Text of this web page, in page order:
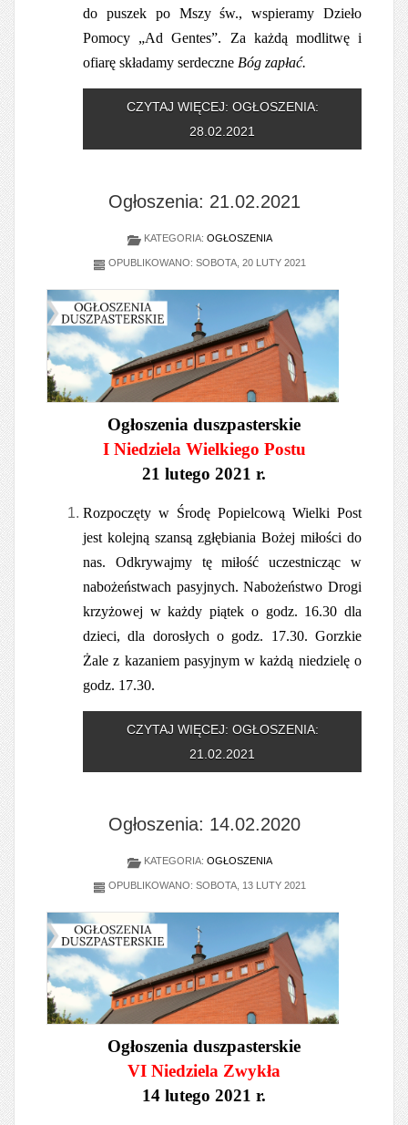
do puszek po Mszy św., wspieramy Dzieło
Pomocy „Ad Gentes”. Za każdą modlitwę i
ofiarę składamy serdeczne Bóg zapłać.
CZYTAJ WIĘCEJ: OGŁOSZENIA:
28.02.2021
Ogłoszenia: 21.02.2021
KATEGORIA: OGŁOSZENIA
OPUBLIKOWANO: SOBOTA, 20 LUTY 2021
Ogłoszenia duszpasterskie
I Niedziela Wielkiego Postu
21 lutego 2021 r.
Rozpoczęty w Środę Popielcową Wielki Post
jest kolejną szansą zgłębiania Bożej miłości do
nas. Odkrywajmy tę miłość uczestnicząc w
nabożeństwach pasyjnych. Nabożeństwo Drogi
krzyżowej w każdy piątek o godz. 16.30 dla
dzieci, dla dorosłych o godz. 17.30. Gorzkie
Żale z kazaniem pasyjnym w każdą niedzielę o
godz. 17.30.
CZYTAJ WIĘCEJ: OGŁOSZENIA:
21.02.2021
Ogłoszenia: 14.02.2020
KATEGORIA: OGŁOSZENIA
OPUBLIKOWANO: SOBOTA, 13 LUTY 2021
Ogłoszenia duszpasterskie
VI Niedziela Zwykła
14 lutego 2021 r.